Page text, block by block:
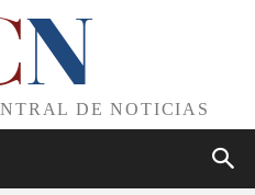
N
DE NOTICIAS